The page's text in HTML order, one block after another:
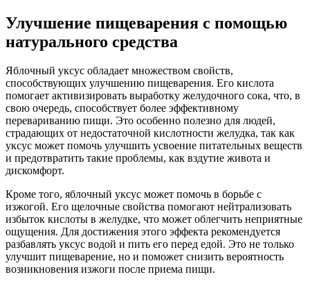
Улучшение пищеварения с помощью
натурального средства
Яблочный уксус обладает множеством свойств,
способствующих улучшению пищеварения. Его кислота
помогает активизировать выработку желудочного сока, что, в
свою очередь, способствует более эффективному
перевариванию пищи. Это особенно полезно для людей,
страдающих от недостаточной кислотности желудка, так как
уксус может помочь улучшить усвоение питательных веществ
и предотвратить такие проблемы, как вздутие живота и
дискомфорт.
Кроме того, яблочный уксус может помочь в борьбе с
изжогой. Его щелочные свойства помогают нейтрализовать
избыток кислоты в желудке, что может облегчить неприятные
ощущения. Для достижения этого эффекта рекомендуется
разбавлять уксус водой и пить его перед едой. Это не только
улучшит пищеварение, но и поможет снизить вероятность
возникновения изжоги после приема пищи.